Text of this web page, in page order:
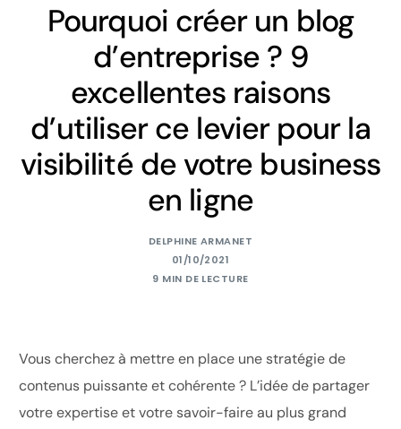
Pourquoi créer un blog
d’entreprise ? 9
excellentes raisons
d’utiliser ce levier pour la
visibilité de votre business
en ligne
DELPHINE ARMANET
01/10/2021
9 MIN DE LECTURE
Vous cherchez à mettre en place une stratégie de
contenus puissante et cohérente ? L’idée de partager
votre expertise et votre savoir-faire au plus grand